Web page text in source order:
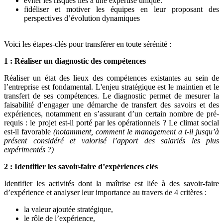
fidéliser et motiver les équipes en leur proposant des
perspectives d’évolution dynamiques
Voici les étapes-clés pour transférer en toute sérénité :
1 : Réaliser un diagnostic des compétences
Réaliser un état des lieux des compétences existantes au sein de
l’entreprise est fondamental. L'enjeu stratégique est le maintien et le
transfert de ses compétences. Le diagnostic permet de mesurer la
faisabilité d’engager une démarche de transfert des savoirs et des
expériences, notamment en s’assurant d’un certain nombre de pré-
requis : le projet est-il porté par les opérationnels ? Le climat social
est-il favorable (notamment, comment le management a t-il jusqu’à
présent considéré et valorisé l’apport des salariés les plus
expérimentés ?)
2 : Identifier les savoir-faire d’expériences clés
Identifier les activités dont la maîtrise est liée à des savoir-faire
d’expérience et analyser leur importance au travers de 4 critères :
la valeur ajoutée stratégique,
le rôle de l’expérience,